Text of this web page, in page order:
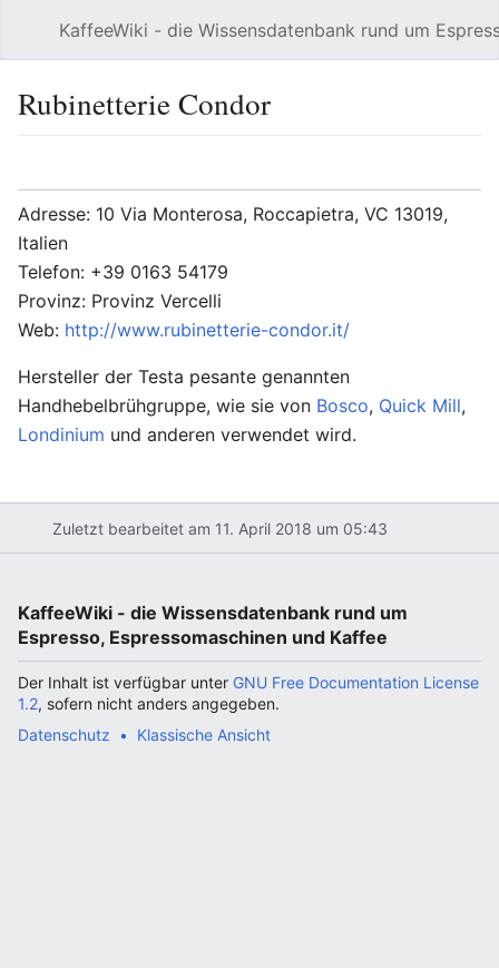
KaffeeWiki - die Wissensdatenbank rund um
Rubinetterie Condor
Adresse: 10 Via Monterosa, Roccapietra, VC 13019,
Italien
Telefon: +39 0163 54179
Provinz: Provinz Vercelli
Web: http://www.rubinetterie-condor.it/
Hersteller der Testa pesante genannten
Handhebelbrühgruppe, wie sie von Bosco, Quick Mill,
Londinium und anderen verwendet wird.
Zuletzt bearbeitet am 11. April 2018 um 05:43
KaffeeWiki - die Wissensdatenbank rund um
Espresso, Espressomaschinen und Kaffee
Der Inhalt ist verfügbar unter GNU Free Documentation License
1.2, sofern nicht anders angegeben.
Datenschutz
Klassische Ansicht